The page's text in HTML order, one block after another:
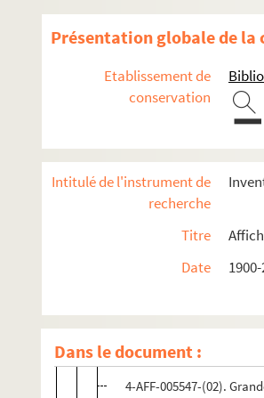
Présentation globale de la
Etablissement de
conservation
Intitulé de l'instrument de
recherche
Titre
Date
Dans le document :
L'Ambigu-comique
L'Archipel
Canal Saint-Martin
Casino Saint-Martin
Concert Mayol
Espace Château-Landon
Espace Jemmapes
Gymnase Trévise
Hôtel de Gouthière
Spectacles
4-AFF-005547-(01). Ava
4-AFF-005547-(02).